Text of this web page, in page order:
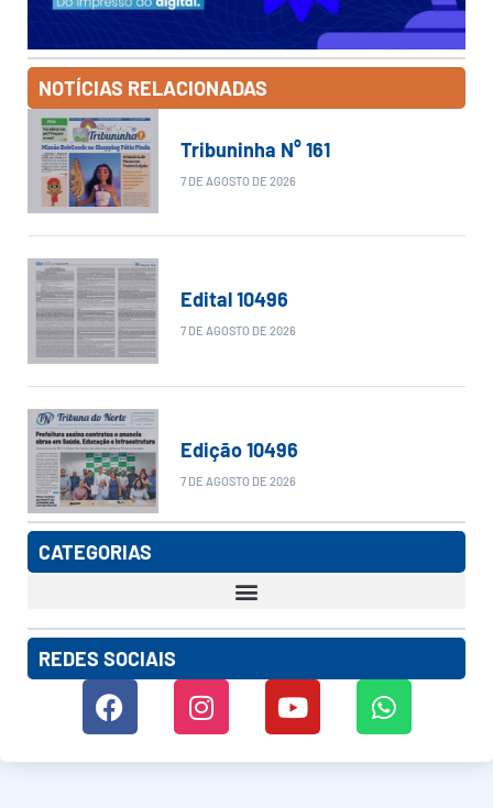
NOTÍCIAS RELACIONADAS
Tribuninha N° 161
7 DE AGOSTO DE 2026
Edital 10496
7 DE AGOSTO DE 2026
Edição 10496
7 DE AGOSTO DE 2026
CATEGORIAS
REDES SOCIAIS